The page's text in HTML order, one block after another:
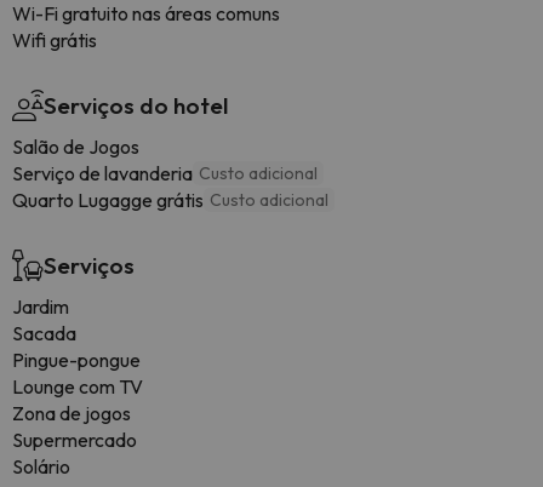
Wi-Fi gratuito nas áreas comuns
Wifi grátis
Serviços do hotel
Salão de Jogos
Serviço de lavanderia Custo adicional
Quarto Lugagge grátis Custo adicional
Serviços
Jardim
Sacada
Pingue-pongue
Lounge com TV
Zona de jogos
Supermercado
Solário